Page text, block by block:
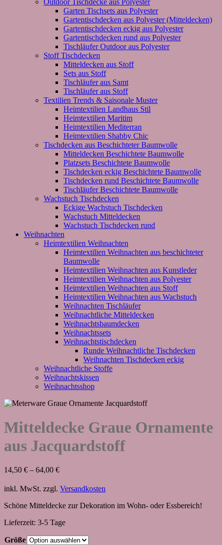
Garten Tischsets aus Polyester
Gartentischdecken aus Polyester (Mitteldecken)
Gartentischdecken eckig aus Polyester
Gartentischdecken rund aus Polyester
Tischläufer Outdoor aus Polyester
Stoff Tischdecken
Mitteldecken aus Stoff
Sets aus Stoff
Tischläufer aus Samt
Tischläufer aus Stoff
Textilien Trends & Saisonale Muster
Heimtextilien Landhaus Stil
Heimtextilien Maritim
Heimtextilien Mediterran
Heimtextilien Shabby Chic
Tischdecken aus Beschichteter Baumwolle
Mitteldecken Beschichtete Baumwolle
Platzsets Beschichtete Baumwolle
Tischdecken eckig Beschichtete Baumwolle
Tischdecken rund Beschichtete Baumwolle
Tischläufer Beschichtete Baumwolle
Wachstuch Tischdecken
Eckige Wachstuch Tischdecken
Wachstuch Mitteldecken
Wachstuch Tischdecken rund
Weihnachten
Heimtextilien Weihnachten
Heimtextilien Weihnachten aus beschichteter
Baumwolle
Heimtextilien Weihnachten aus Kunstleder
Heimtextilien Weihnachten aus Polyester
Heimtextilien Weihnachten aus Stoff
Heimtextilien Weihnachten aus Wachstuch
Weihnachten Tischläufer
Weihnachtliche Mitteldecken
Weihnachtsbaumdecken
Weihnachtssets
Weihnachtstischdecken
Runde Weihnachtliche Tischdecken
Weihnachten Tischdecken eckig
Weihnachtliche Stoffe
Weihnachtskissen
Weihnachtsshop
Mitteldecke Graue Ornamente
aus Jacquardstoff
14,50 € – 64,00 €
inkl. MwSt. zzgl. Versandkosten
Schöne Mitteldecke zur Dekoration im Wohn- oder Essbereich!
Lieferzeit: 3-5 Tage
Größe